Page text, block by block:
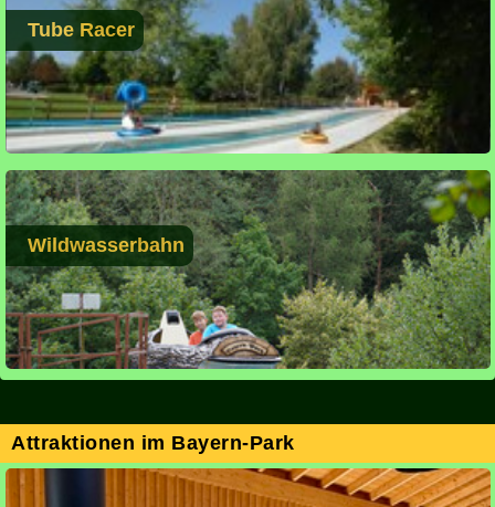
Tube Racer
Wildwasserbahn
Attraktionen im Bayern-Park